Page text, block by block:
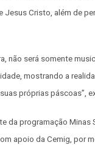
Jesus Cristo, além de
não será somente
mostrando a
próprias páscoas”,
da programação Minas
apoio da Cemig, por